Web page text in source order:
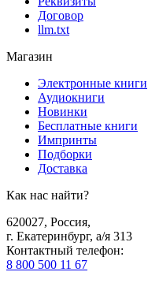
Договор
llm.txt
Магазин
Электронные книги
Аудиокниги
Новинки
Бесплатные книги
Импринты
Подборки
Доставка
Как нас найти?
620027, Россия,
г. Екатеринбург, а/я 313
Контактный телефон:
8 800 500 11 67